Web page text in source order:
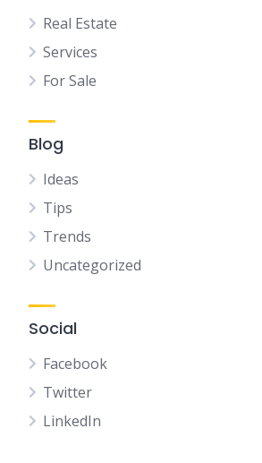
Real Estate
Services
For Sale
Blog
Ideas
Tips
Trends
Uncategorized
Social
Facebook
Twitter
LinkedIn